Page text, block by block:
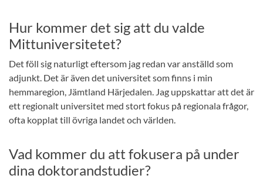
Hur kommer det sig att du valde
Mittuniversitetet?
Det föll sig naturligt eftersom jag redan var anställd som
adjunkt. Det är även det universitet som finns i min
hemmaregion, Jämtland Härjedalen. Jag uppskattar att det är
ett regionalt universitet med stort fokus på regionala frågor,
ofta kopplat till övriga landet och världen.
Vad kommer du att fokusera på under
dina doktorandstudier?